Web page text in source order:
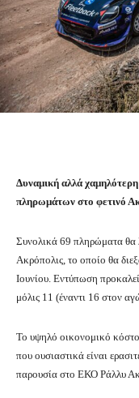
Δυναμική αλλά
πληρωμάτων στο φετινό
Συνολικά 69 πληρώματα θα
Ακρόπολις, το οποίο θα
Ιουνίου. Εντύπωση
μόλις 11 (έναντι 16 στον
Το υψηλό οικονομικό
που ουσιαστικά είναι
παρουσία στο ΕΚΟ Ράλλυ